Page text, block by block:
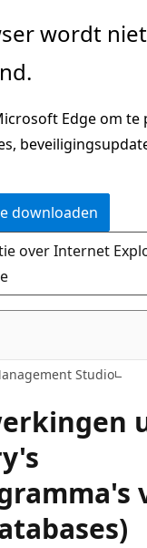
wordt
Edge om
downloaden
over Internet
Studio